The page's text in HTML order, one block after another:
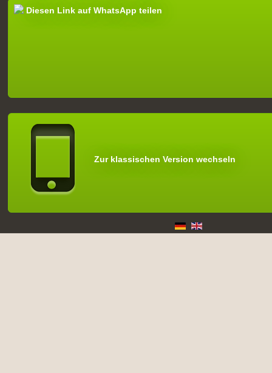
Diesen Link auf WhatsApp teilen
Zur klassischen Version wechseln